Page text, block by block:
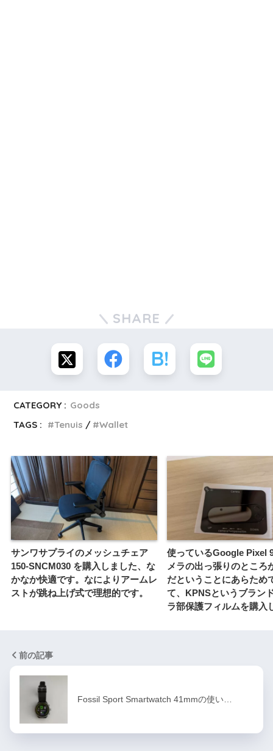
SHARE
CATEGORY : Goods
TAGS :
Tenuis Wallet
サンワサプライのメッシュチェア
150-SNCM030 を購入しました、な
かなか快適です。なによりアームレ
ストが跳ね上げ式で理想的です。
使っているGoogle Pixel
メラの出っ張りのところ
だということにあらため
て、KPNSというブラン
ラ部保護フィルムを購入
前の記事
Fossil Sport Smartwatch 41mmの使い…